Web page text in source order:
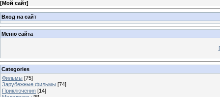
[Мой сайт]
Вход на сайт
Меню сайта
Categories
Фильмы [75]
Зарубежные фильмы [74]
Приключения [14]